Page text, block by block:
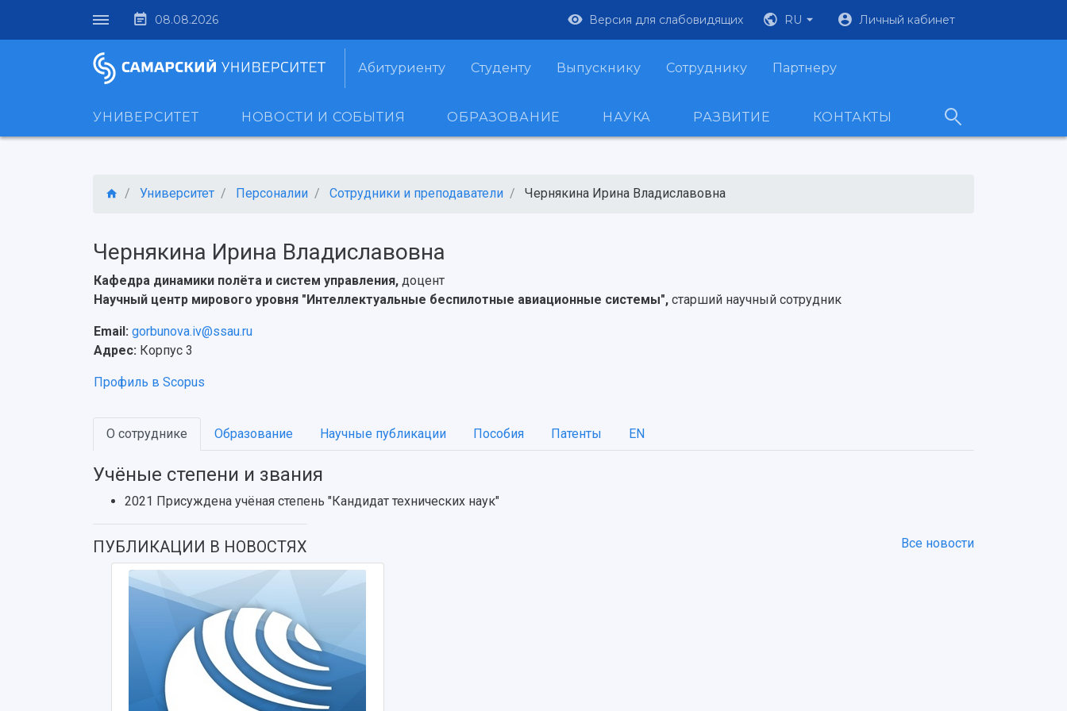
08.08.2026 Версия для слабовидящих RU Личный кабинет
Абитуриенту Студенту Выпускнику Сотруднику Партнеру
УНИВЕРСИТЕТ НОВОСТИ И СОБЫТИЯ ОБРАЗОВАНИЕ НАУКА РАЗВИТИЕ КОНТАКТЫ
Университет Персоналии Сотрудники и преподаватели Чернякина Ирина Владиславовна
Чернякина Ирина Владиславовна
Кафедра динамики полёта и систем управления, доцент
Научный центр мирового уровня "Интеллектуальные беспилотные авиационные системы", старший научный сотрудник
Email: gorbunova.iv@ssau.ru
Адрес: Корпус 3
Профиль в Scopus
О сотруднике Образование Научные публикации Пособия Патенты EN
Учёные степени и звания
2021 Присуждена учёная степень "Кандидат технических наук"
ПУБЛИКАЦИИ В НОВОСТЯХ Все новости